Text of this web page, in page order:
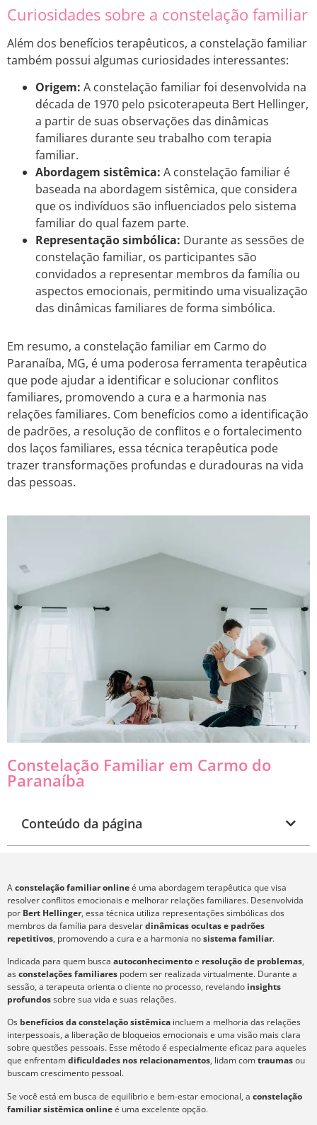
Curiosidades sobre a constelação familiar
Além dos benefícios terapêuticos, a constelação familiar
também possui algumas curiosidades interessantes:
Origem: A constelação familiar foi desenvolvida na
década de 1970 pelo psicoterapeuta Bert Hellinger,
a partir de suas observações das dinâmicas
familiares durante seu trabalho com terapia
familiar.
Abordagem sistêmica: A constelação familiar é
baseada na abordagem sistêmica, que considera
que os indivíduos são influenciados pelo sistema
familiar do qual fazem parte.
Representação simbólica: Durante as sessões de
constelação familiar, os participantes são
convidados a representar membros da família ou
aspectos emocionais, permitindo uma visualização
das dinâmicas familiares de forma simbólica.
Em resumo, a constelação familiar em Carmo do
Paranaíba, MG, é uma poderosa ferramenta terapêutica
que pode ajudar a identificar e solucionar conflitos
familiares, promovendo a cura e a harmonia nas
relações familiares. Com benefícios como a identificação
de padrões, a resolução de conflitos e o fortalecimento
dos laços familiares, essa técnica terapêutica pode
trazer transformações profundas e duradouras na vida
das pessoas.
Constelação Familiar em Carmo do
Paranaíba
Conteúdo da página
Aconstelação familiar onlineé uma abordagem terapêutica que visa
resolver conflitos emocionais e melhorar relações familiares. Desenvolvida
por Bert Hellinger, essa técnica utiliza representações simbólicas dos
membros da família para desvelardinâmicas ocultas e padrões
repetitivos, promovendo a cura e a harmonia nosistema familiar.
Indicada para quem busca autoconhecimentoe resolução de problemas,
asconstelações familiares podem ser realizada virtualmente. Durante a
sessão, a terapeuta orienta o cliente no processo, revelando insights
profundossobre sua vida e suas relações.
Os benefícios da constelação sistêmica incluem a melhoria das relações
interpessoais, a liberação de bloqueios emocionais e uma visão mais clara
sobre questões pessoais. Esse método é especialmente eficaz para aqueles
que enfrentamdificuldades nos relacionamentos, lidam comtraumasou
buscam crescimento pessoal.
Se você está em busca de equilíbrio e bem-estar emocional, a constelação
familiar sistêmica onlineé uma excelente opção.